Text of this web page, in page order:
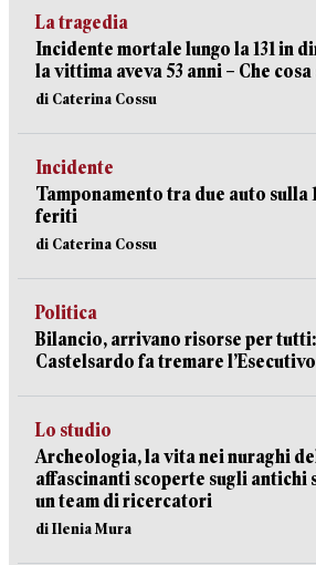
La tragedia
Incidente mortale lungo la 131 in
la vittima aveva 53 anni – Che
di Caterina Cossu
Incidente
Tamponamento tra due auto sulla
feriti
di Caterina Cossu
Politica
Bilancio, arrivano risorse per
Castelsardo fa tremare
Lo studio
Archeologia, la vita nei nuraghi
affascinanti scoperte sugli antichi
un team di ricercatori
di Ilenia Mura